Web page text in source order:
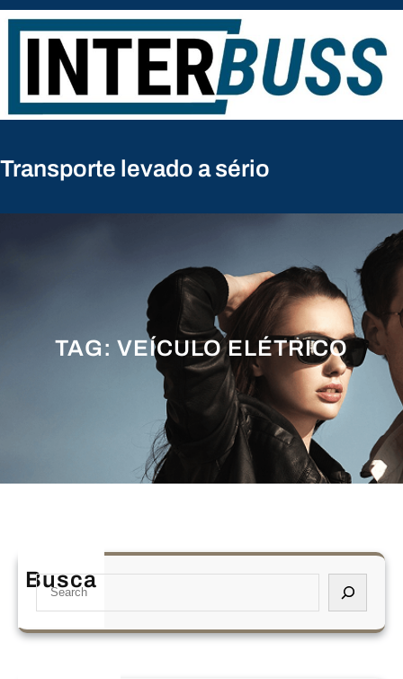
Pular
para
conteúdo
Transporte levado a sério
TAG: VEÍCULO ELÉTRICO
Busca
S
a